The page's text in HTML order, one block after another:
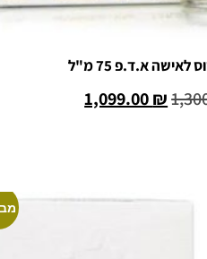
לאישה א.ד.פ 75 מ"ל
1,099.00₪